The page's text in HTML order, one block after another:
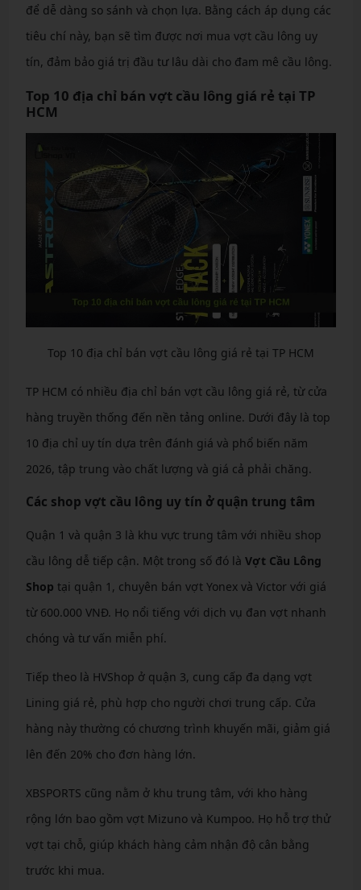
để dễ dàng so sánh và chọn lựa. Bằng cách áp dụng các
tiêu chí này, bạn sẽ tìm được nơi mua vợt cầu lông uy
tín, đảm bảo giá trị đầu tư lâu dài cho đam mê cầu lông.
Top 10 địa chỉ bán vợt cầu lông giá rẻ tại TP
HCM
Top 10 địa chỉ bán vợt cầu lông giá rẻ tại TP HCM
TP HCM có nhiều địa chỉ bán vợt cầu lông giá rẻ, từ cửa
hàng truyền thống đến nền tảng online. Dưới đây là top
10 địa chỉ uy tín dựa trên đánh giá và phổ biến năm
2026, tập trung vào chất lượng và giá cả phải chăng.
Các shop vợt cầu lông uy tín ở quận trung tâm
Quận 1 và quận 3 là khu vực trung tâm với nhiều shop
cầu lông dễ tiếp cận. Một trong số đó là Vợt Cầu Lông
Shop tại quận 1, chuyên bán vợt Yonex và Victor với giá
từ 600.000 VNĐ. Họ nổi tiếng với dịch vụ đan vợt nhanh
chóng và tư vấn miễn phí.
Tiếp theo là HVShop ở quận 3, cung cấp đa dạng vợt
Lining giá rẻ, phù hợp cho người chơi trung cấp. Cửa
hàng này thường có chương trình khuyến mãi, giảm giá
lên đến 20% cho đơn hàng lớn.
XBSPORTS cũng nằm ở khu trung tâm, với kho hàng
rộng lớn bao gồm vợt Mizuno và Kumpoo. Họ hỗ trợ thử
vợt tại chỗ, giúp khách hàng cảm nhận độ cân bằng
trước khi mua.